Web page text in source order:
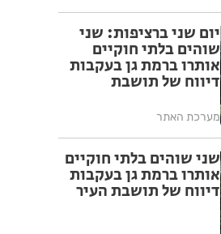
יום שני ברציפות: שני
שוהים בלתי חוקיים
אותרו ברמת גן בעקבות
דיווח של תושבת
מערכת האתר
שני שוהים בלתי חוקיים
אותרו ברמת גן בעקבות
דיווח של תושבת העיר